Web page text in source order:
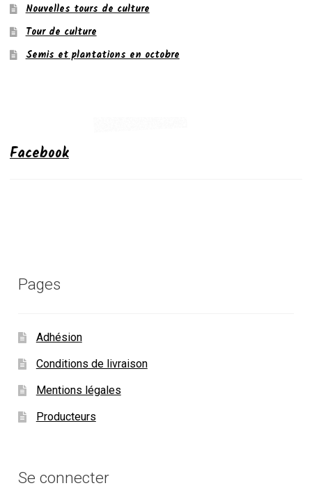
Nouvelles tours de culture
Tour de culture
Semis et plantations en octobre
Facebook
Pages
Adhésion
Conditions de livraison
Mentions légales
Producteurs
Se connecter